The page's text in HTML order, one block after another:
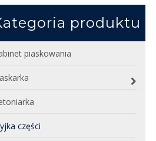
produktu
piaskowania
części